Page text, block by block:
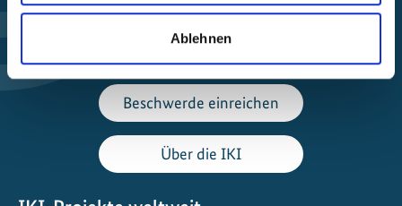
Ablehnen
Beschwerde einreichen
Über die IKI